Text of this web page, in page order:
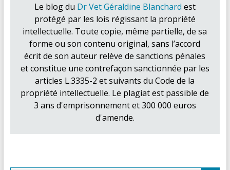
Le blog du Dr Vet Géraldine Blanchard est
protégé par les lois régissant la propriété
intellectuelle. Toute copie, même partielle, de sa
forme ou son contenu original, sans l’accord
écrit de son auteur relève de sanctions pénales
et constitue une contrefaçon sanctionnée par les
articles L.3335-2 et suivants du Code de la
propriété intellectuelle. Le plagiat est passible de
3 ans d'emprisonnement et 300 000 euros
d'amende.
Search Button